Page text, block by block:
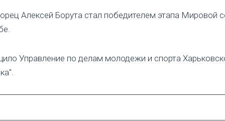
Алексей Борута стал победителем этапа Мировой
Управление по делам молодежи и спорта